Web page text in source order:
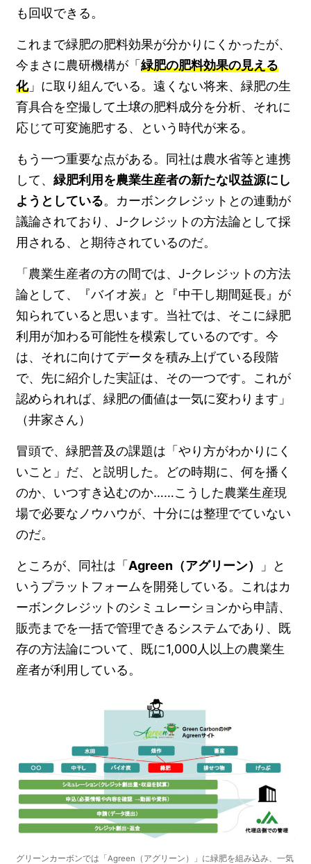
も回収できる。
これまで緑肥の肥料効果が分かりにくかったが、
今まさに農研機構が「緑肥の肥料効果の見える
化」に取り組んでいる。遠くない将来、緑肥の生
育具合を空撮して土壌の肥料成分を分析、それに
応じて可変施肥する、という時代が来る。
もう一つ重要な点がある。同社は農水省等と連携
して、緑肥利用を農業生産者の新たな収益源にし
ようとしている。カーボンクレジットとの連動が
議論されており、J-クレジットの方法論として採
用される、と期待されているのだ。
「農業生産者の方の間では、J-クレジットの方法
論として、『バイオ炭』と『中干し期間延長』が
知られていると思います。当社では、そこに緑肥
利用が加わる可能性を模索しているのです。今
は、それに向けてデータを積み上げている段階
で、先に紹介した実証は、その一つです。これが
認められれば、緑肥の価値は一気に変わります」
（井家さん）
冒頭で、緑肥普及の課題は「やり方がわかりにく
いこと」だ、と説明した。どの時期に、何を播く
のか、いつすき込むのか……こうした農業生産現
場で必要なノウハウが、十分には整理でていない
のだ。
ところが、同社は「 Agreen（アグリーン）
」と
いうプラットフォームを開発している。これはカ
ーボンクレジットのシミュレーションから申請、
販売までを一括で管理できるシステムであり、既
存の方法論について、既に1,000人以上の農業生
産者が利用している。
グリーンカーボンでは「Agreen（アグリーン）」に緑肥を組み込み、一気